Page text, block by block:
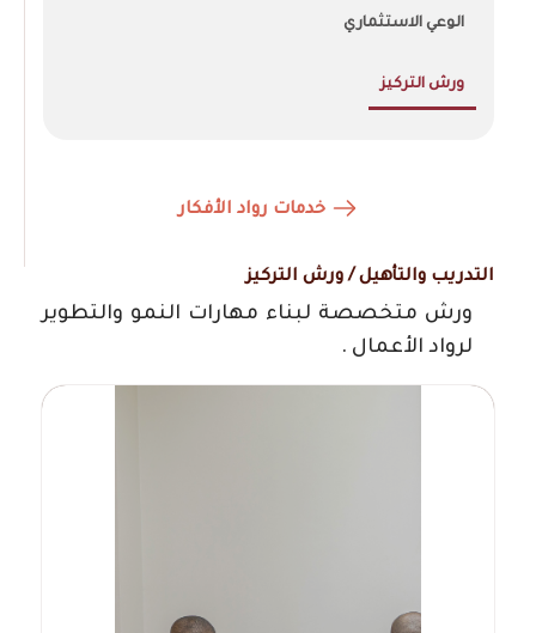
الوعي الاستثماري
ورش التركيز
خدمات رواد الأفكار
التدريب والتأهيل /ورش التركيز
ورش متخصصة لبناء مهارات النمو والتطوير
لرواد الأعمال .